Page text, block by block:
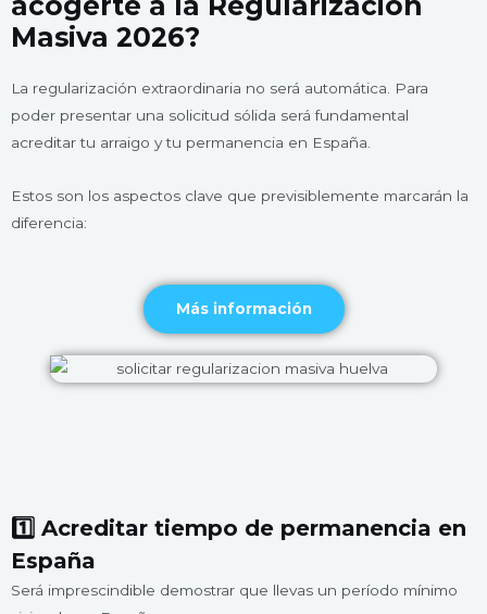
Masiva 2026?
La regularización extraordinaria no será automática. Para
poder presentar una solicitud sólida será fundamental
acreditar tu arraigo y tu permanencia en España.
Estos son los aspectos clave que previsiblemente marcarán la
diferencia:
Más información
1️⃣ Acreditar tiempo de permanencia en
España
Será imprescindible demostrar que llevas un período mínimo